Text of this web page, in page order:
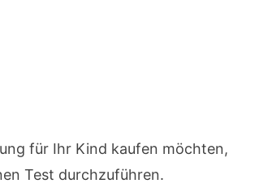
für Ihr Kind kaufen möchten,
Test durchzuführen.